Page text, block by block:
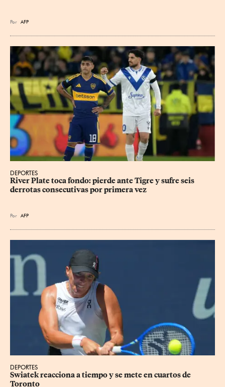
Por AFP
DEPORTES
River Plate toca fondo: pierde ante Tigre y sufre seis
derrotas consecutivas por primera vez
Por AFP
DEPORTES
Swiatek reacciona a tiempo y se mete en cuartos de
Toronto